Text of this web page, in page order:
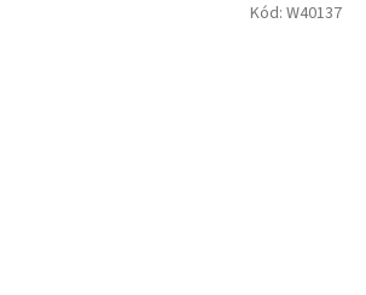
Kód: W40137